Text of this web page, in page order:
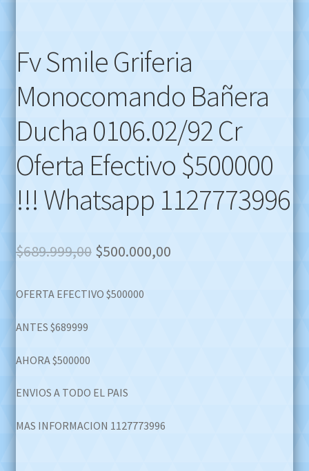
Fv Smile Griferia
Monocomando Bañera
Ducha 0106.02/92 Cr
Oferta Efectivo $500000
!!! Whatsapp 1127773996
$689.999,00 Original
was:
$500.000,00Current
OFERTA EFECTIVO $500000
ANTES $689999
AHORA $500000
ENVIOS A TODO EL PAIS
MAS INFORMACION 1127773996